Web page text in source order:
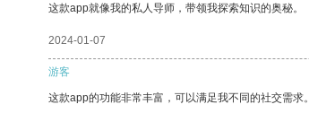
这款app就像我的私人导师，带领我探索知识的奥秘。
2024-01-07
游客
这款app的功能非常丰富，可以满足我不同的社交需求。